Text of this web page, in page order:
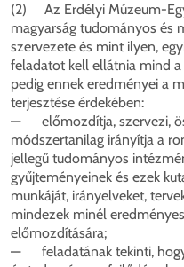
(2) Az Erdélyi Múzeum-
magyarság tudományos és
szervezete és mint ilyen,
feladatot kell ellátnia mind
pedig ennek eredményei a
terjesztése érdekében:
— előmozdítja, szervezi,
módszertanilag irányítja a
jellegű tudományos
gyűjteményeinek és ezek
munkáját, irányelveket,
mindezek minél
előmozdítására;
— feladatának tekinti,